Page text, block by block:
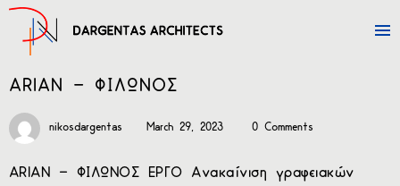
ARIAN – ΦΙΛΩΝΟΣ
nikosdargentas March 29, 2023 0 Comments
ARIAN – ΦΙΛΩΝΟΣ ΕΡΓΟ Ανακαίνιση γραφειακών